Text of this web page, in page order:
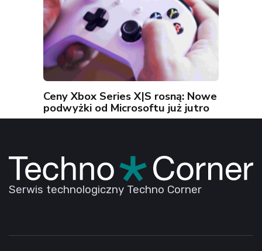
Ceny Xbox Series X|S rosną: Nowe
podwyżki od Microsoftu już jutro
Serwis technologiczny Techno Corner